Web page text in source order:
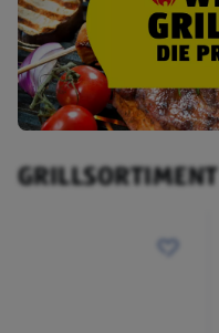
GRILLSORTIMENT